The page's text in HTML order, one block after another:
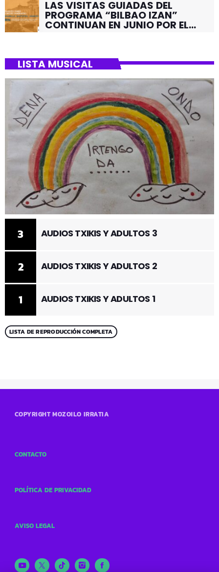
LAS VISITAS GUIADAS DEL
PROGRAMA “BILBAO IZAN”
CONTINUAN EN JUNIO POR EL
LISTA MUSICAL
1 AUDIOS TXIKIS Y ADULTOS 1
2 AUDIOS TXIKIS Y ADULTOS 2
3 AUDIOS TXIKIS Y ADULTOS 3
LISTA DE REPRODUCCIÓN COMPLETA
COPYRIGHT MOZOILO IRRATIA
CONTACTO
POLÍTICA DE PRIVACIDAD
AVISO LEGAL